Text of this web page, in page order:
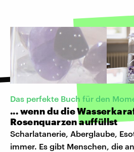
Das perfekte Buch für den
... wenn du die
Rosenquarzen auffüllst
Scharlatanerie, Aberglaube,
immer. Es gibt Menschen, die